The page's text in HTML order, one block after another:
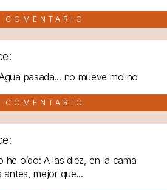
COMENTARIO
pasada... no mueve molino
COMENTARIO
he oído: A las diez, en la cama
antes, mejor que...